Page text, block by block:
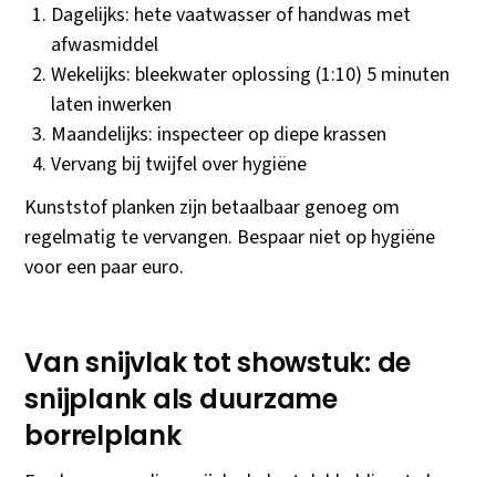
Dagelijks: hete vaatwasser of handwas met
afwasmiddel
Wekelijks: bleekwater oplossing (1:10) 5 minuten
laten inwerken
Maandelijks: inspecteer op diepe krassen
Vervang bij twijfel over hygiëne
Kunststof planken zijn betaalbaar genoeg om
regelmatig te vervangen. Bespaar niet op hygiëne
voor een paar euro.
Van snijvlak tot showstuk: de
snijplank als duurzame
borrelplank